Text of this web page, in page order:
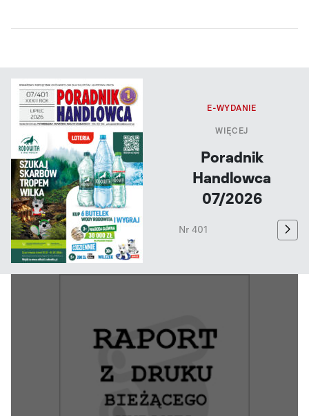
E-WYDANIE
WIĘCEJ
Poradnik
Handlowca
07/2026
Nr 401